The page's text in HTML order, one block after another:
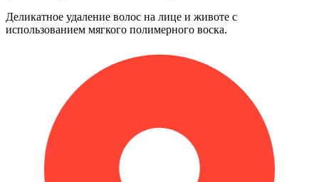
Деликатное удаление волос на лице и животе с
использованием мягкого полимерного воска.